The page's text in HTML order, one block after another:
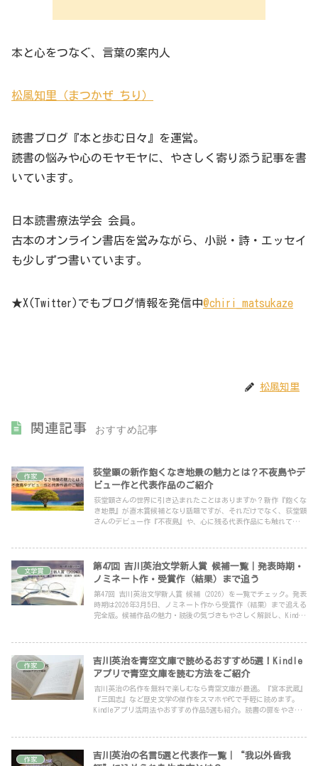
本と心をつなぐ、言葉の案内人
松風知里（まつかぜ ちり）
読書ブログ『本と歩む日々』を運営。
読書の悩みや心のモヤモヤに、やさしく寄り添う記事を書
いています。
日本読書療法学会 会員。
古本のオンライン書店を営みながら、小説・詩・エッセイ
も少しずつ書いています。
★X(Twitter)でもブログ情報を発信中@chiri_matsukaze
松風知里
関連記事 おすすめ記事
作家
荻堂顕の新作飽くなき地景の魅力とは？不夜島やデ
ビュー作と代表作品のご紹介
荻堂顕さんの世界に引き込まれたことはありますか？新作『飽くな
き地景』が直木賞候補となり話題ですが、それだけでなく、荻堂顕
さんのデビュー作『不夜島』や、心に残る代表作品にも触れてみた
文学賞
第47回 吉川英治文学新人賞 候補一覧｜発表時期・
ノミネート作・受賞作（結果）まで追う
第47回 吉川英治文学新人賞 候補（2026）を一覧でチェック。発表
時期は2026年3月5日、ノミネート作から受賞作（結果）まで追える
完全版。候補作品の魅力・読後の気づきもやさしく解説し、Kindle
作家
吉川英治を青空文庫で読めるおすすめ5選！Kindle
アプリで青空文庫を読む方法をご紹介
吉川英治の名作を無料で楽しむなら青空文庫が最適。『宮本武蔵』
『三国志』など歴史文学の傑作をスマホやPCで手軽に読めます。
Kindleアプリ活用法やおすすめ作品5選も紹介。読書の扉をやさし
作家
吉川英治の名言5選と代表作一覧｜“我以外皆我